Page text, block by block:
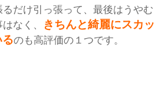
だけ引っ張って、最後はうやむ
なく、
きちんと綺麗にスカッ
のも高評価の１つです。